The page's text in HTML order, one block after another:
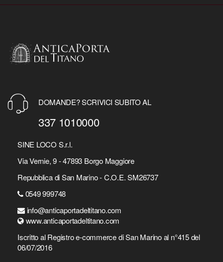
DOMANDE? SCRIVICI SUBITO AL
337 1010000
SINE LOCO S.r.l.
Via Vernie, 9 - 47893 Borgo Maggiore
Repubblica di San Marino - C.O.E. SM26737
0549 999748
info@anticaportadeltitano.com
www.anticaportadeltitano.com
Iscritto al Registro e-commerce di San Marino al n°415 del
06/07/2016